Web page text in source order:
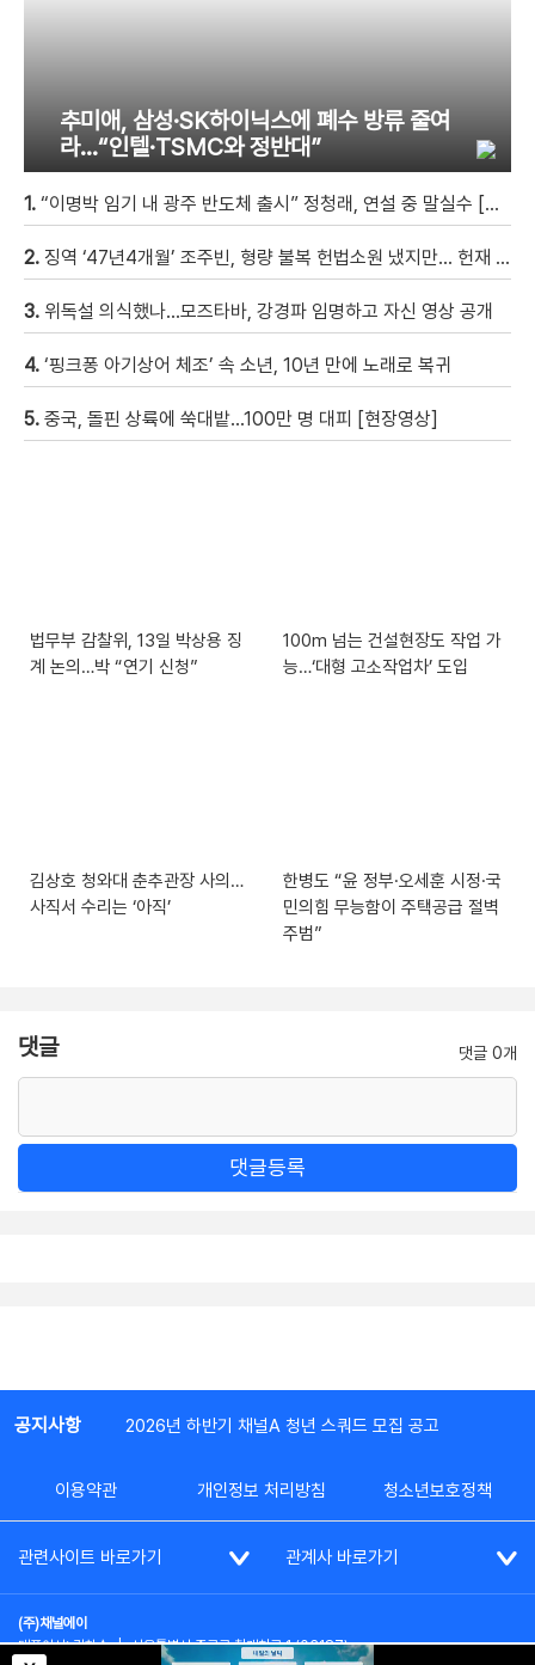
추미애, 삼성·SK하이닉스에 폐수 방류 줄여
라…“인텔·TSMC와 정반대”
1. “이명박 임기 내 광주 반도체 출시” 정청래, 연설 중 말실수 [현장영상]
2. 징역 ‘47년4개월’ 조주빈, 형량 불복 헌법소원 냈지만… 헌재 “합헌”
3. 위독설 의식했나…모즈타바, 강경파 임명하고 자신 영상 공개
4. ‘핑크퐁 아기상어 체조’ 속 소년, 10년 만에 노래로 복귀
5. 중국, 돌핀 상륙에 쑥대밭…100만 명 대피 [현장영상]
법무부 감찰위, 13일 박상용 징
계 논의…박 “연기 신청”
100m 넘는 건설현장도 작업 가
능…‘대형 고소작업차’ 도입
김상호 청와대 춘추관장 사의…
사직서 수리는 ‘아직’
한병도 “윤 정부·오세훈 시정·국
민의힘 무능함이 주택공급 절벽
주범”
댓글 댓글 0개
댓글등록
공지사항 2026년 하반기 채널A 청년 스쿼드 모집 공고
이용약관 개인정보 처리방침 청소년보호정책
관련사이트 바로가기 관계사 바로가기
(주)채널에이
대표이사: 김차수 | 서울특별시 종로구 청계천로 1 (03187)